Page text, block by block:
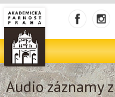
Audio záznamy